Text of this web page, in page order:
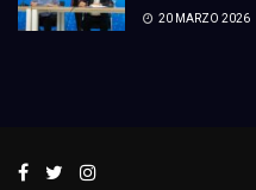
20 MARZO 2026